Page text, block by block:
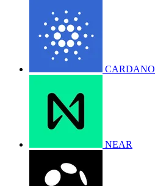
CARDANO
NEAR